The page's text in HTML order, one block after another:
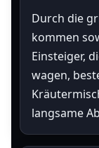
Durch die
kommen
Einsteiger,
wagen,
langsame